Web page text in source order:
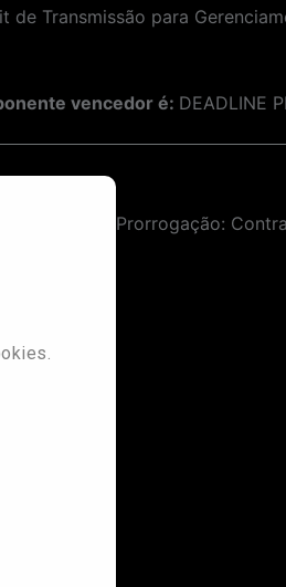
Transmissão para
vencedor é: DEADLINE